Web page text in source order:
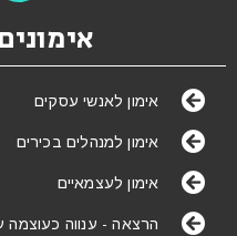
אימון לאנשי עסקים
אימון למנהלים בכירים
אימון לעצמאיים
הרצאה - ענווה כעוצמה